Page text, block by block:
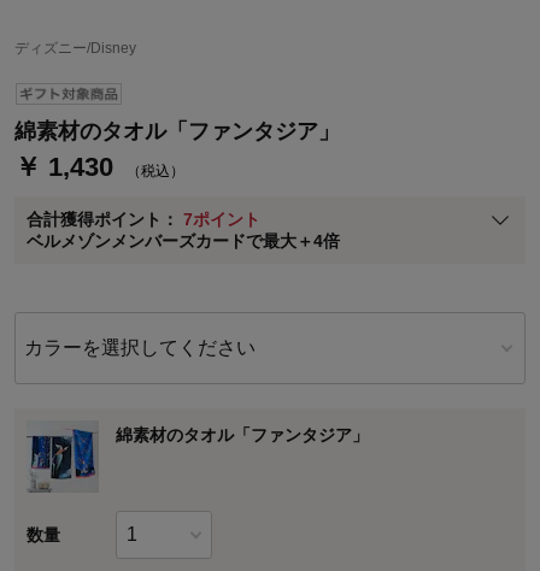
ディズニー/Disney
綿素材のタオル「ファンタジア」
￥ 1,430 （税込）
合計獲得ポイント： 7ポイント
ベルメゾンメンバーズカードで最大＋4倍
ベルメゾンご優待サービスについて
ベルメゾン・ポイントについて
通常商品送料無料 返品引取無料（JCBのみ）
即時入会なら更に500円OFFクーポンプレゼント
※メンバーズカードの加算ポイントはステージ倍率適用前の基本ポイント
に対して適用されます。
カラーを選択してください
綿素材のタオル「ファンタジア」
数量